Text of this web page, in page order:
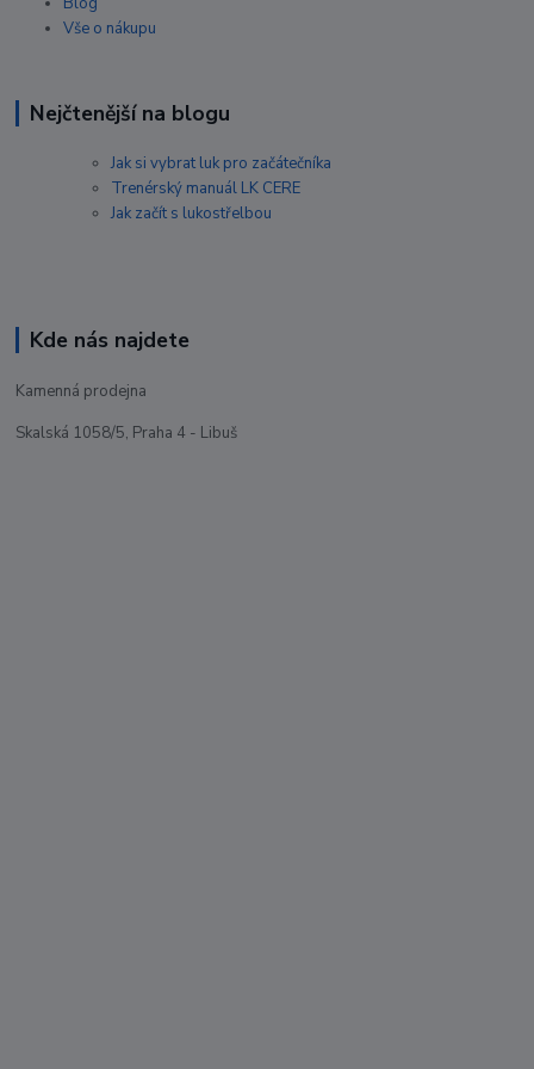
Vše o nákupu
Nejčtenější na blogu
Jak si vybrat luk pro začátečníka
Trenérský manuál LK CERE
Jak začít s lukostřelbou
Kde nás najdete
Kamenná prodejna
Skalská 1058/5, Praha 4 - Libuš